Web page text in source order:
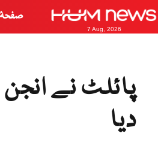
7 Aug, 2026
صفحۂ
پائلٹ نے
دیا